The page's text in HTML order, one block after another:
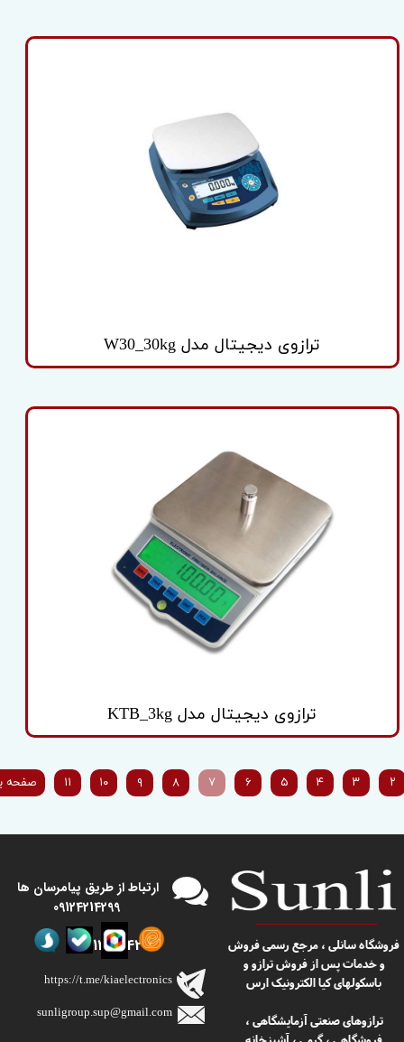
ترازوی دیجیتال مدل W30_30kg
ترازوی دیجیتال مدل KTB_3kg
۲ ۳ ۴ ۵ ۶ ۷ ۸ ۹ ۱۰ ۱۱ صفحه
​​فروشگاه سانلی ، مرجع رسمی فروش
و خدمات پس از فروش ترازو و
باسکولهای کیا الکترونیک ارس
ترازوهای صنعتی آزمایشگاهی ،
sunligroup.sup@gmail.com​​​​​​​
https://t.me/kiaelectronics
​​ارتباط از طریق پیامرسان ها
09124214299
09124214299